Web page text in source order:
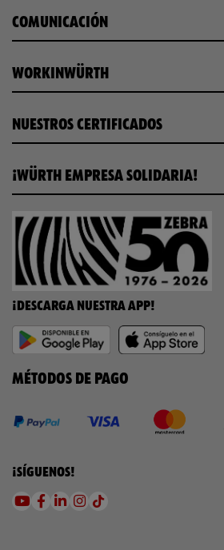
COMUNICACIÓN
WORKINWÜRTH
NUESTROS CERTIFICADOS
¡WÜRTH EMPRESA SOLIDARIA!
¡DESCARGA NUESTRA APP!
MÉTODOS DE PAGO
¡SÍGUENOS!